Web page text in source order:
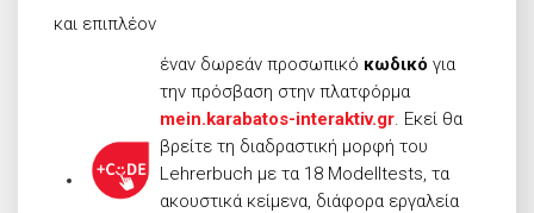
και επιπλέον
έναν δωρεάν προσωπικό κωδικό για
την πρόσβαση στην πλατφόρμα
mein.karabatos-interaktiv.gr. Εκεί θα
βρείτε τη διαδραστική μορφή του
Lehrerbuch με τα 18 Modelltests, τα
ακουστικά κείμενα, διάφορα εργαλεία